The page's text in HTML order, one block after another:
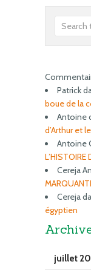
Patrick
boue de la
Antoine
d’Arthur et
Antoine
L’HISTOIRE
Cereja
Cereja
égyptien
juillet